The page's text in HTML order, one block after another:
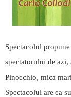
Spectacolul
spectatorului de
Pinocchio, mica
Spectacolul are ca